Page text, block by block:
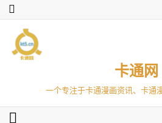
卡通网
一个专注于卡通漫画资讯、卡通